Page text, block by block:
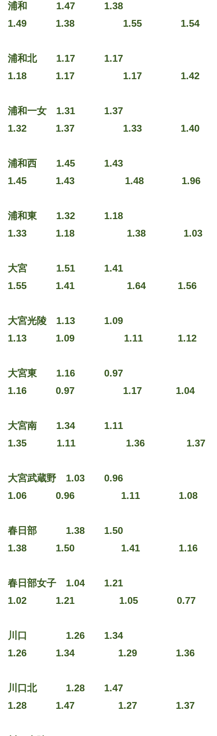
浦和 1.47 1.38
1.49 1.38 1.55 1.54
浦和北 1.17 1.17
1.18 1.17 1.17 1.42
浦和一女 1.31 1.37
1.32 1.37 1.33 1.40
浦和西 1.45 1.43
1.45 1.43 1.48 1.96
浦和東 1.32 1.18
1.33 1.18 1.38 1.03
大宮 1.51 1.41
1.55 1.41 1.64 1.56
大宮光陵 1.13 1.09
1.13 1.09 1.11 1.12
大宮東 1.16 0.97
1.16 0.97 1.17 1.04
大宮南 1.34 1.11
1.35 1.11 1.36 1.37
大宮武蔵野 1.03 0.96
1.06 0.96 1.11 1.08
春日部 1.38 1.50
1.38 1.50 1.41 1.16
春日部女子 1.04 1.21
1.02 1.21 1.05 0.77
川口 1.26 1.34
1.26 1.34 1.29 1.36
川口北 1.28 1.47
1.28 1.47 1.27 1.37